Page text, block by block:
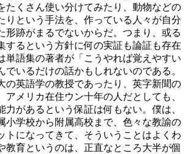
たくさん使い分けてみたり、動物などの
りという手法を、作っている人々が自分
形跡がまるでないからだ。つまり、或る
するという方針に何の実証も論証も存在
単語集の著者が「こうやれば覚えやすい
でいるだけの話かもしれないのである。
の英語学の教授であったり、英字新聞の
アメリカ在住ウン十年の人だとしても、
力があるという保証は何もない。僕は、
小学校から附属高校まで、色々な教諭の
トになってきて、そういうことはよくわ
教育というのは、正直なところ大半が個